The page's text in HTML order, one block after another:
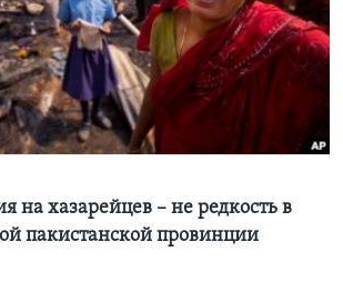
на хазарейцев – не редкость в
пакистанской провинции